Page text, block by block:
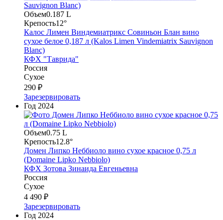
Объем0.187 L
Крепость12°
Калос Лимен Виндемиатрикс Совиньон Блан вино
сухое белое 0,187 л (Kalos Limen Vindemiatrix Sauvignon
Blanc)
КФХ "Таврида"
Россия
Сухое
290 ₽
Зарезервировать
Год 2024
Объем0.75 L
Крепость12.8°
Домен Липко Неббиоло вино сухое красное 0,75 л
(Domaine Lipko Nebbiolo)
КФХ Зотова Зинаида Евгеньевна
Россия
Сухое
4 490 ₽
Зарезервировать
Год 2024